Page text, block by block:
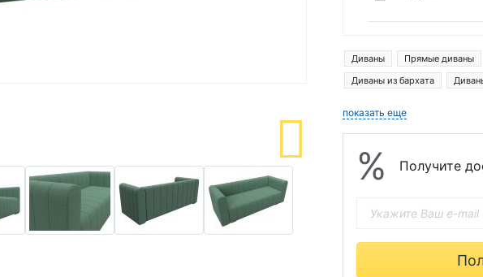
Диваны Прямые диваны
Диваны из бархата
показать еще
% Получите